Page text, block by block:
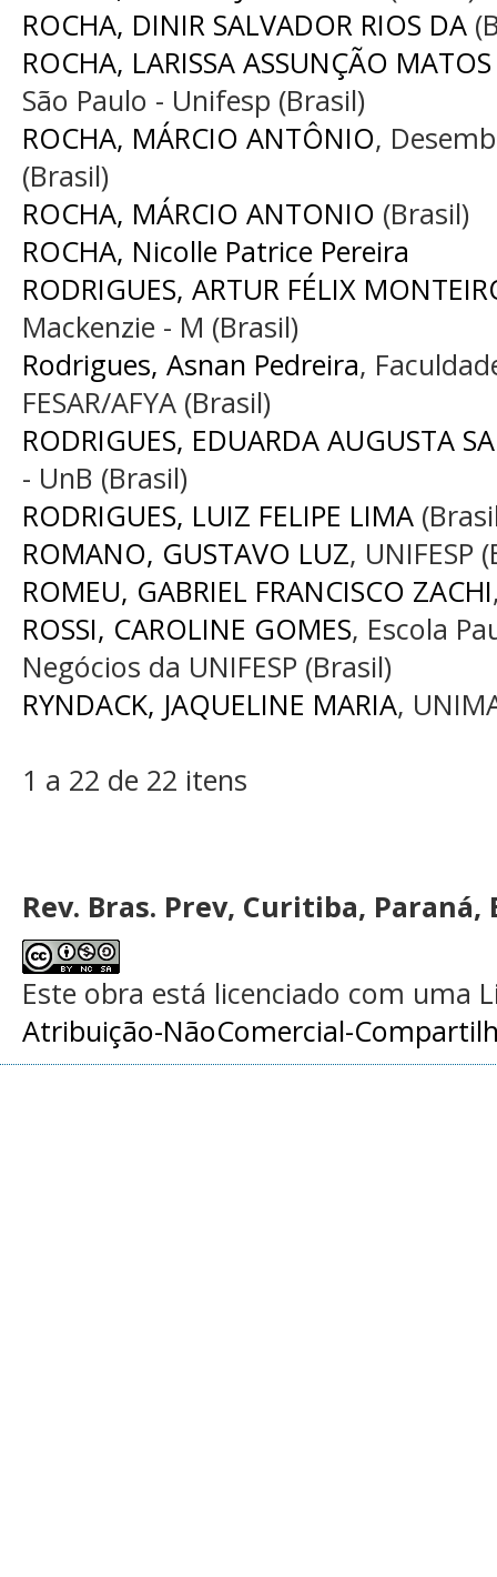
ROCHA, DINIR SALVADOR RIOS DA
ROCHA, LARISSA ASSUNÇÃO
São Paulo - Unifesp (Brasil)
ROCHA, MÁRCIO ANTÔNIO,
(Brasil)
ROCHA, MÁRCIO ANTONIO (Brasil)
ROCHA, Nicolle Patrice Pereira
RODRIGUES, ARTUR FÉLIX
Mackenzie - M (Brasil)
Rodrigues, Asnan Pedreira,
FESAR/AFYA (Brasil)
RODRIGUES, EDUARDA AUGUSTA
- UnB (Brasil)
RODRIGUES, LUIZ FELIPE LIMA
ROMANO, GUSTAVO LUZ, UNIFESP
ROMEU, GABRIEL FRANCISCO ZACHI
ROSSI, CAROLINE GOMES, Escola
Negócios da UNIFESP (Brasil)
RYNDACK, JAQUELINE MARIA,
1 a 22 de 22 itens
Rev. Bras. Prev, Curitiba, Paraná,
Este obra está licenciado com uma
Atribuição-NãoComercial-